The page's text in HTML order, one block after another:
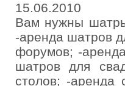
15.06.2010
Вам нужны
-аренда шатров
форумов; -
шатров для
столов; -аренда